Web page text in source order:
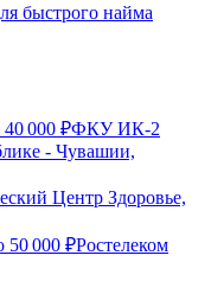
быстрого найма
40 000 ₽ФКУ ИК-2
- Чувашии,
Центр Здоровье,
50 000 ₽Ростелеком